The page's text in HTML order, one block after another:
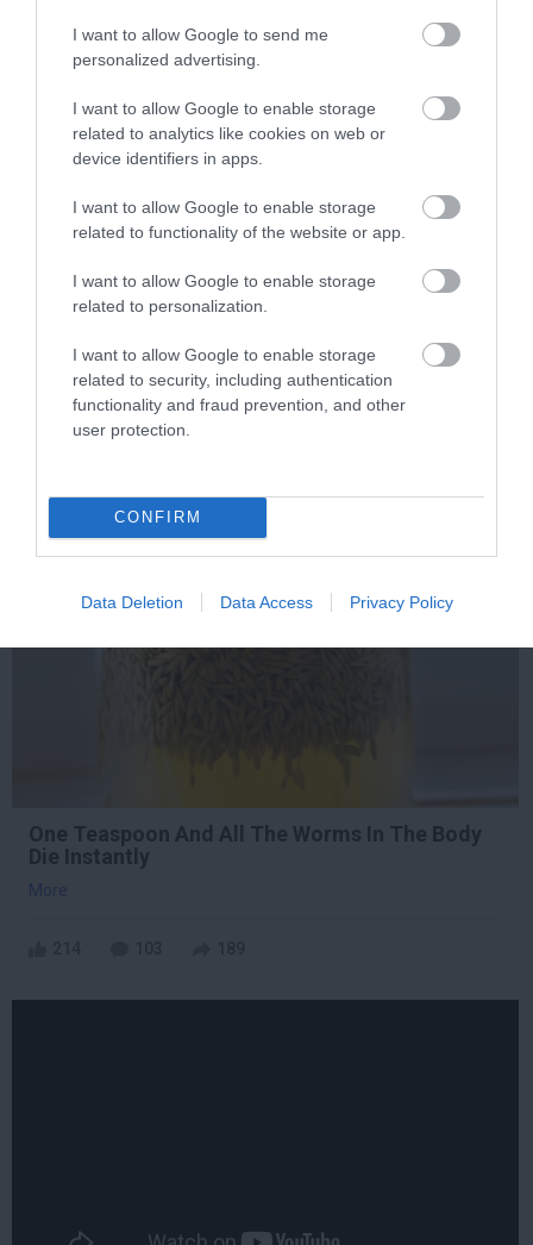
I want to allow Google to send me
personalized advertising.
I want to allow Google to enable storage
related to analytics like cookies on web or
device identifiers in apps.
I want to allow Google to enable storage
related to functionality of the website or app.
I want to allow Google to enable storage
related to personalization.
I want to allow Google to enable storage
related to security, including authentication
functionality and fraud prevention, and other
user protection.
CONFIRM
Data Deletion Data Access Privacy Policy
Stop Eating These 3 Foods That Are Known to
Cause Parasites
One Teaspoon And All The Worms In The Body
Die Instantly
More